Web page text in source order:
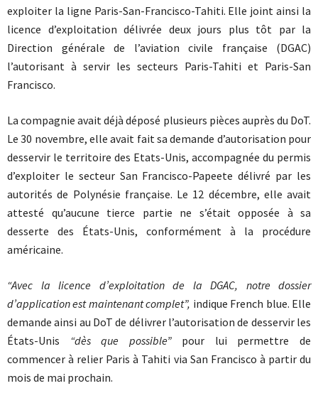
exploiter la ligne Paris-San-Francisco-Tahiti. Elle joint ainsi la
licence d’exploitation délivrée deux jours plus tôt par la
Direction générale de l’aviation civile française (DGAC)
l’autorisant à servir les secteurs Paris-Tahiti et Paris-San
Francisco.
La compagnie avait déjà déposé plusieurs pièces auprès du DoT.
Le 30 novembre, elle avait fait sa demande d’autorisation pour
desservir le territoire des Etats-Unis, accompagnée du permis
d’exploiter le secteur San Francisco-Papeete délivré par les
autorités de Polynésie française. Le 12 décembre, elle avait
attesté qu’aucune tierce partie ne s’était opposée à sa
desserte des États-Unis, conformément à la procédure
américaine.
“Avec la licence d’exploitation de la DGAC, notre dossier
d’application est maintenant complet”, indique French blue. Elle
demande ainsi au DoT de délivrer l’autorisation de desservir les
États-Unis “dès que possible”pour lui permettre de
commencer à relier Paris à Tahiti via San Francisco à partir du
mois de mai prochain.